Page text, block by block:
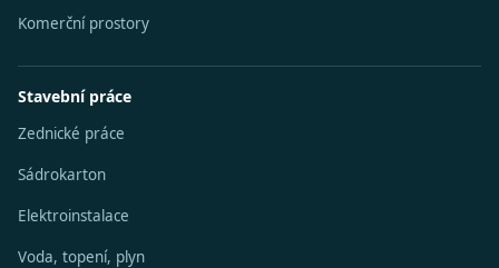
Komerční prostory
Stavební práce
Zednické práce
Sádrokarton
Elektroinstalace
Voda, topení, plyn